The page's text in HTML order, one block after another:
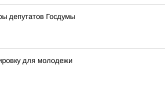
депутатов Госдумы
для молодежи